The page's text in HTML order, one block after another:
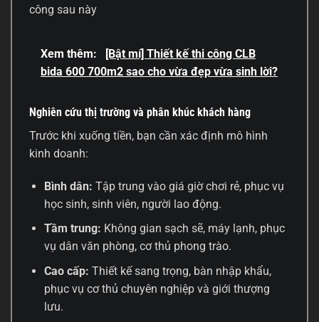
công sau này
Xem thêm:
[Bật mí] Thiết kế thi công CLB
bida 600 700m2 sao cho vừa đẹp vừa sinh lời?
Nghiên cứu thị trường và phân khúc khách hàng
Trước khi xuống tiền, bạn cần xác định mô hình
kinh doanh:
Bình dân: Tập trung vào giá giờ chơi rẻ, phục vụ
học sinh, sinh viên, người lao động.
Tầm trung: Không gian sạch sẽ, máy lạnh, phục
vụ dân văn phòng, cơ thủ phong trào.
Cao cấp: Thiết kế sang trọng, bàn nhập khẩu,
phục vụ cơ thủ chuyên nghiệp và giới thượng
lưu.